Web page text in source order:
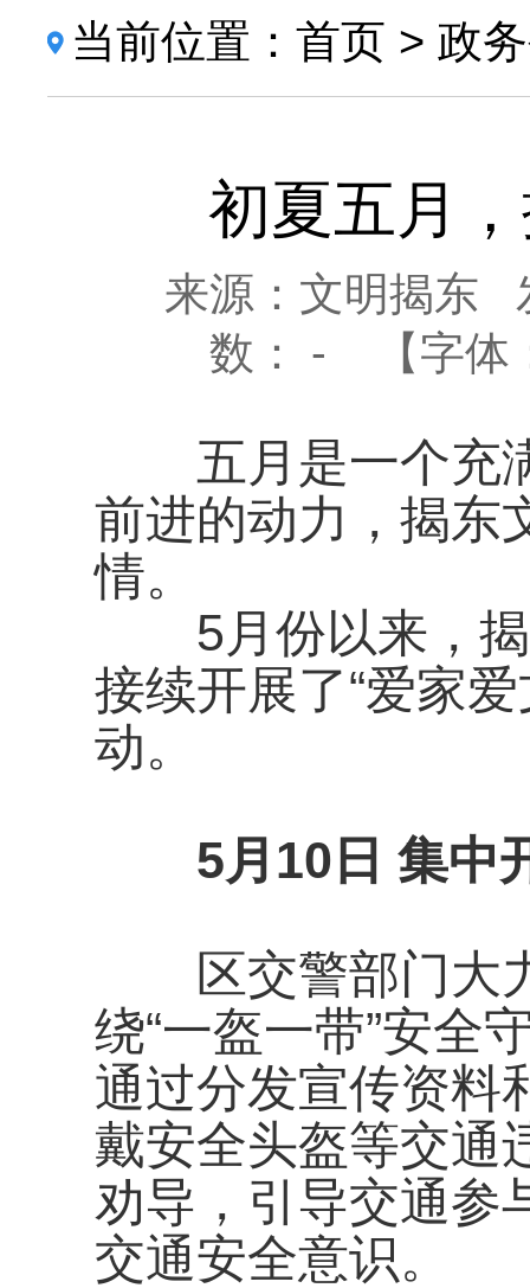
当前位置： 首页 > 政
初夏五月
来源：文明揭东
数：
- 【字体
五月是一个充满
前进的动力，揭东
情。
5月份以来，揭
接续开展了“爱家
动。
5月10日 集中
区交警部门大力
绕“一盔一带”安全
通过分发宣传资料
戴安全头盔等交通
劝导，引导交通参
交通安全意识。